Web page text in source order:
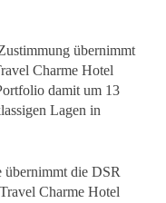
übernimmt
Charme Hotel
damit um 13
Lagen in
übernimmt die DSR
Charme Hotel